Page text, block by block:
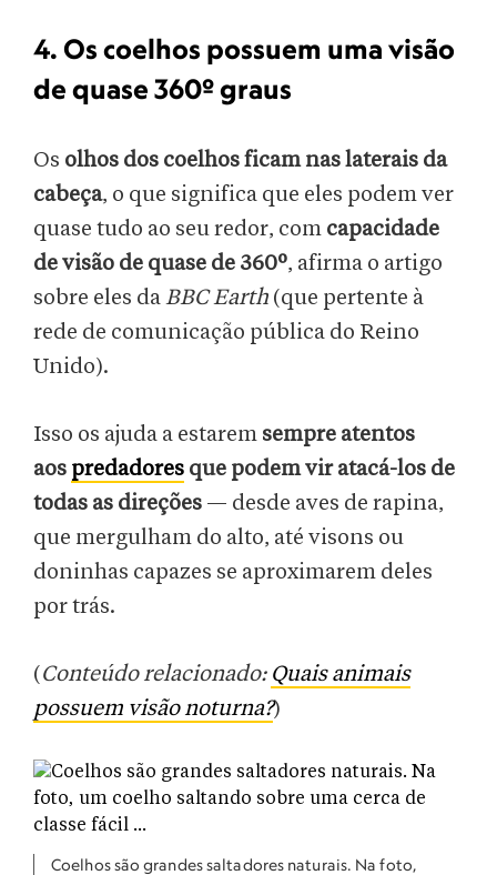
4. Os coelhos possuem uma visão
de quase 360º graus
Os olhos dos coelhos ficam nas laterais da
cabeça, o que significa que eles podem ver
quase tudo ao seu redor, com capacidade
de visão de quase de 360º, afirma o artigo
sobre eles daBBC Earth (que pertente à
rede de comunicação pública do Reino
Unido).
Isso os ajuda a estarem sempre atentos
aos predadores que podem vir atacá-los de
todas as direções — desde aves de rapina,
que mergulham do alto, até visons ou
doninhas capazes se aproximarem deles
por trás.
(Conteúdo relacionado: Quais animais
possuem visão noturna?)
Coelhos são grandes saltadores naturais. Na foto,